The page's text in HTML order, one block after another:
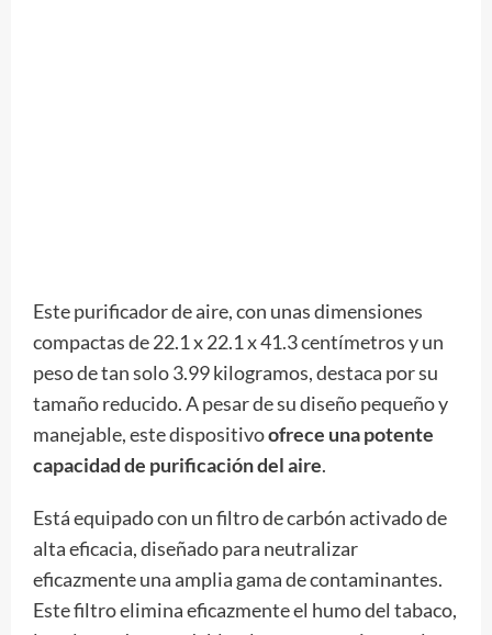
Este purificador de aire, con unas dimensiones
compactas de 22.1 x 22.1 x 41.3 centímetros y un
peso de tan solo 3.99 kilogramos, destaca por su
tamaño reducido. A pesar de su diseño pequeño y
manejable, este dispositivoofrece una potente
capacidad de purificación del aire.
Está equipado con un filtro de carbón activado de
alta eficacia, diseñado para neutralizar
eficazmente una amplia gama de contaminantes.
Este filtro elimina eficazmente el humo del tabaco,